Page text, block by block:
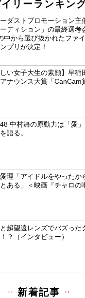
リーランキン
ダストプロモーション主
ディション」の最終選考
中から選び抜かれたファ
プリが決定！
しい女子大生の素顔】早稲
ナウンス大賞「CanCam
中村舞の原動力は「愛
語る。
理「アイドルをやったか
ある」＜映画『チャロの
超望遠レンズでバズった
？（インタビュー）
新着記事